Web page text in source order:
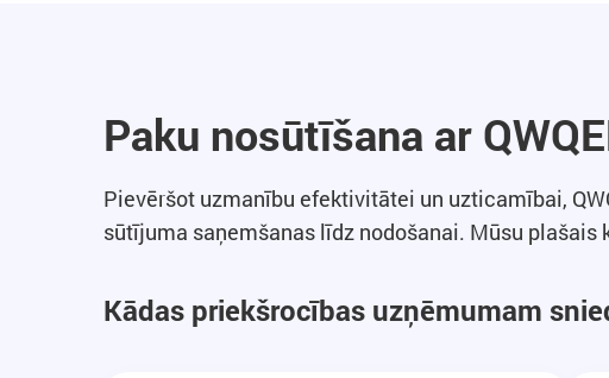
Paku nosūtīšana ar
Pievēršot uzmanību efektivitātei un uzticamībai,
sūtījuma saņemšanas līdz nodošanai. Mūsu plašais
Kādas priekšrocības uzņēmumam